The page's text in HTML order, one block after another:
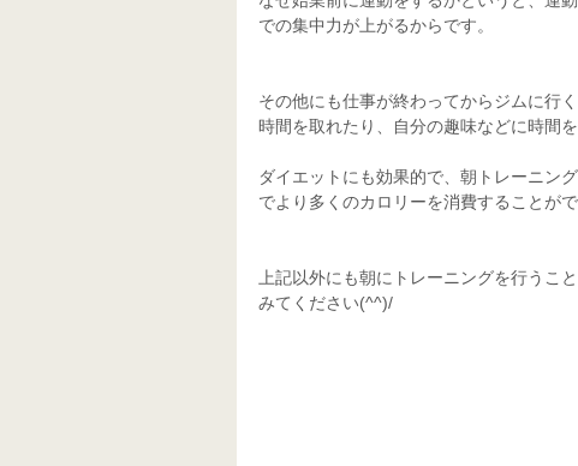
での集中力が上がるからです。
その他にも仕事が終わってからジムに行
時間を取れたり、自分の趣味などに時間
ダイエットにも効果的で、朝トレーニン
でより多くのカロリーを消費することがで
上記以外にも朝にトレーニングを行うこ
みてください(^^)/